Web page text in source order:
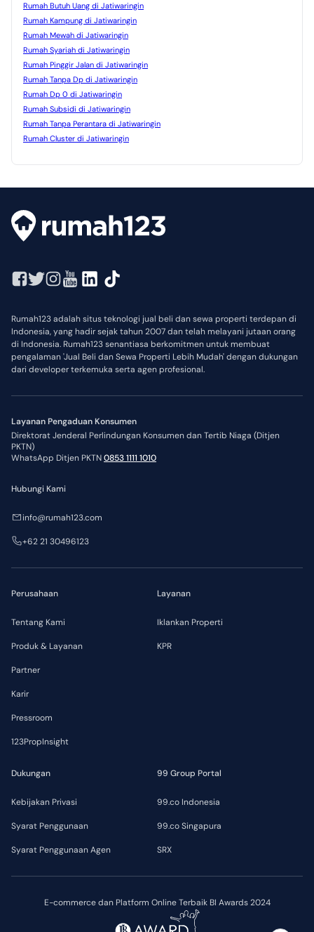
Rumah Butuh Uang di Jatiwaringin
Rumah Kampung di Jatiwaringin
Rumah Mewah di Jatiwaringin
Rumah Syariah di Jatiwaringin
Rumah Pinggir Jalan di Jatiwaringin
Rumah Tanpa Dp di Jatiwaringin
Rumah Dp 0 di Jatiwaringin
Rumah Subsidi di Jatiwaringin
Rumah Tanpa Perantara di Jatiwaringin
Rumah Cluster di Jatiwaringin
Rumah123 adalah situs teknologi jual beli dan sewa properti terdepan di
Indonesia, yang hadir sejak tahun 2007 dan telah melayani jutaan orang
di Indonesia. Rumah123 senantiasa berkomitmen untuk membuat
pengalaman 'Jual Beli dan Sewa Properti Lebih Mudah' dengan dukungan
dari developer terkemuka serta agen profesional.
Layanan Pengaduan Konsumen
Direktorat Jenderal Perlindungan Konsumen dan Tertib Niaga (Ditjen
PKTN)
WhatsApp Ditjen PKTN0853 1111 1010
E-commerce dan Platform Online Terbaik BI Awards 2024
Perusahaan
Tentang Kami
Produk & Layanan
Partner
Karir
Pressroom
123PropInsight
Layanan
Iklankan Properti
KPR
Dukungan
Kebijakan Privasi
Syarat Penggunaan
Syarat Penggunaan Agen
99 Group Portal
99.co Indonesia
99.co Singapura
SRX
Hubungi Kami
info@rumah123.com
+62 21 30496123